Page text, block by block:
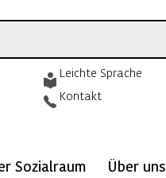
Leichte Sprache
Kontakt
Sozialraum Über uns